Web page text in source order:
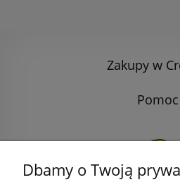
Zakupy w
Pomoc
Dbamy o Twoją